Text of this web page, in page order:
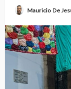
Mauricio De